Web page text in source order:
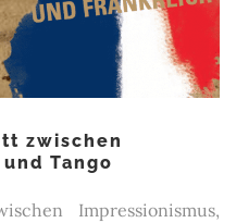
zwischen
Tango
Impressionismus,